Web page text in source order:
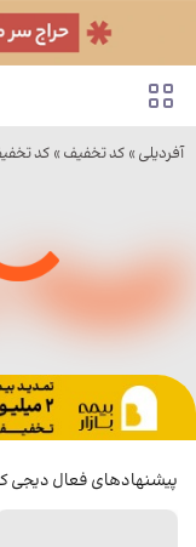
آفردیلی » کد تخفیف » کد
پیشنهادهای فعال دیجی